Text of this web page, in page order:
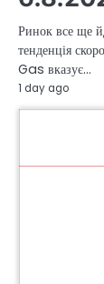
Ринок все ще
тенденція
Gas вказує…
1 day ago